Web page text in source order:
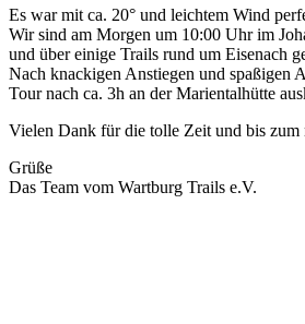
Es war mit ca. 20° und leichtem Wind
Wir sind am Morgen um 10:00 Uhr im
und über einige Trails rund um Eisenach
Nach knackigen Anstiegen und spaßigen
Tour nach ca. 3h an der Marientalhütte
Vielen Dank für die tolle Zeit und bis zum
Grüße
Das Team vom Wartburg Trails e.V.